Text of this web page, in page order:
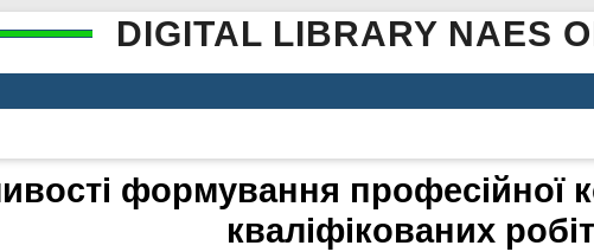
DIGITAL LIBRARY NAES
формування професійної
кваліфікованих